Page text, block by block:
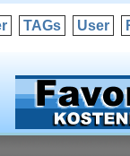
TAGs User